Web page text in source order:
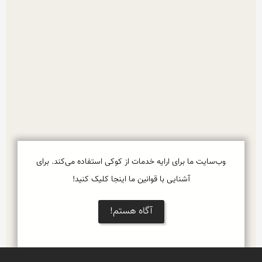
وب‌سایت ما برای ارایه خدمات از کوکی استفاده می‌کند. برای
آشنایی با قوانین ما اینجا کلیک کنید!
آگاه هستم!